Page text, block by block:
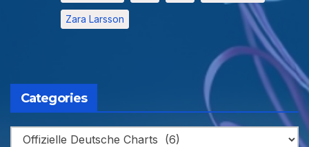
Zara Larsson
Categories
Categories